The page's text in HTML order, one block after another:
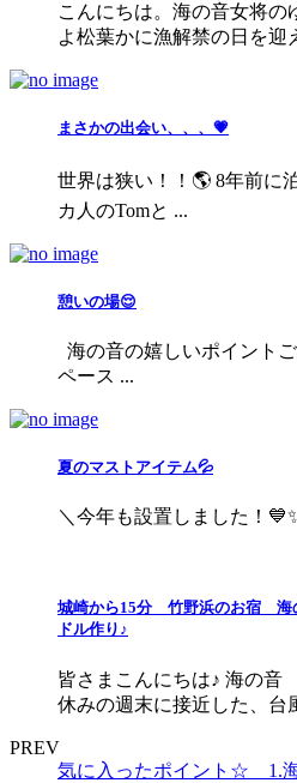
こんにちは。海の音女将の
よ松葉かに漁解禁の日を迎
まさかの出会い、、、💗
世界は狭い！！🌎 8年前に
カ人のTomと ...
憩いの場😌
海の音の嬉しいポイント
ペース ...
夏のマストアイテム💦
＼今年も設置しました！
城崎から15分 竹野浜のお宿 海
ドル作り♪
皆さまこんにちは♪ 海の
休みの週末に接近した、台
PREV
気に入ったポイント☆ 1.